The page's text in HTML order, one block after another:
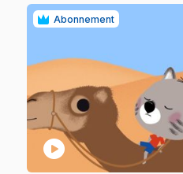
Abonnement
play_circle